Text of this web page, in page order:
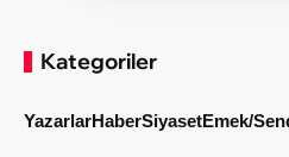
Kategoriler
YazarlarHaberSiyasetEmek/